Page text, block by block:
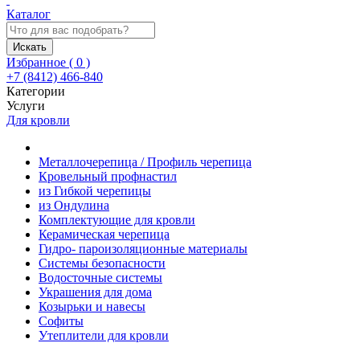
Каталог
Искать
Избранное ( 0 )
+7 (8412) 466-840
Категории
Услуги
Для кровли
Металлочерепица / Профиль черепица
Кровельный профнастил
из Гибкой черепицы
из Ондулина
Комплектующие для кровли
Керамическая черепица
Гидро- пароизоляционные материалы
Системы безопасности
Водосточные системы
Украшения для дома
Козырьки и навесы
Софиты
Утеплители для кровли